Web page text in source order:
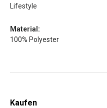
Lifestyle
Material:
100% Polyester
Kaufen